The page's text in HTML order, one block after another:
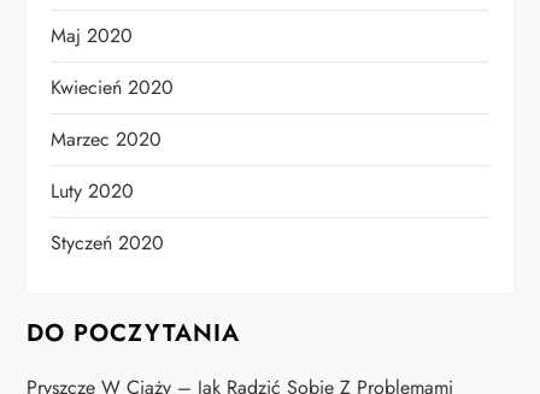
Maj 2020
Kwiecień 2020
Marzec 2020
Luty 2020
Styczeń 2020
DO POCZYTANIA
Pryszcze W Ciąży – Jak Radzić Sobie Z Problemami